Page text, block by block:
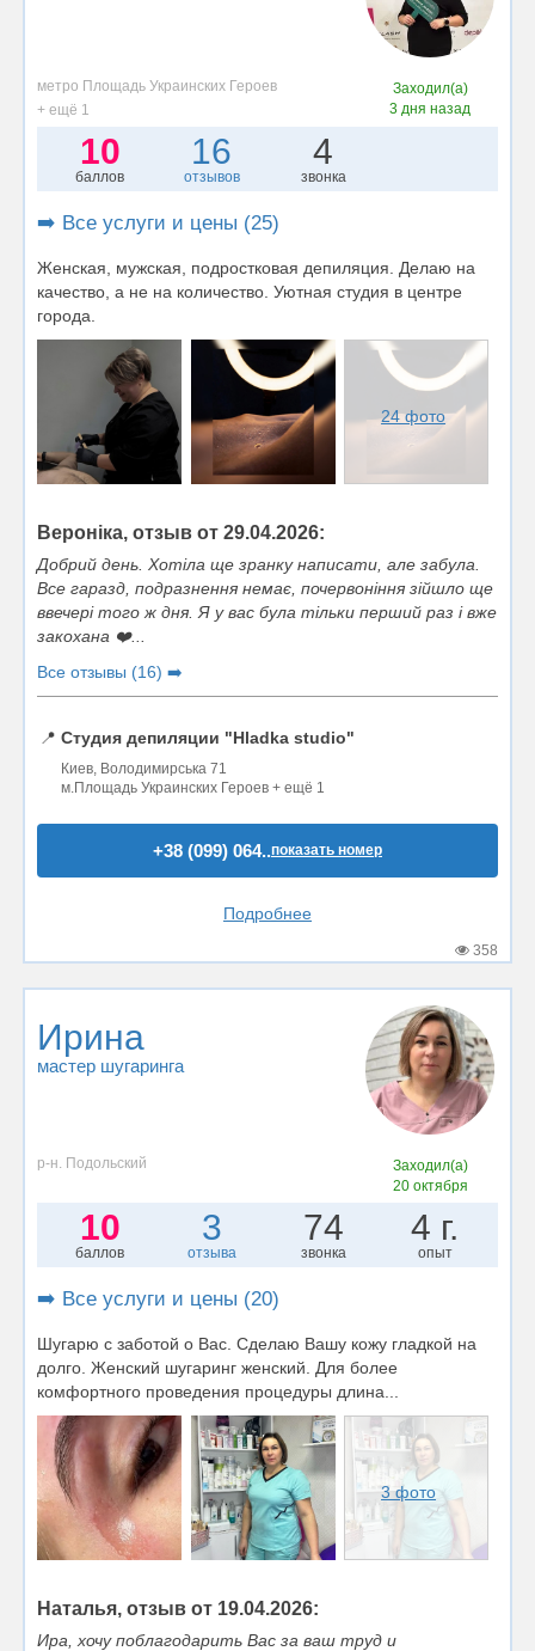
метро Площадь Украинских Героев
+ ещё 1
Заходил(а)
3 дня назад
10
баллов
16
отзывов
4
звонка
➡️ Все услуги и цены (25)
Женская, мужская, подростковая депиляция. Делаю на
качество, а не на количество. Уютная студия в центре
города.
24 фото
Вероніка, отзыв от 29.04.2026:
Добрий день. Хотіла ще зранку написати, але забула.
Все гаразд, подразнення немає, почервоніння зійшло ще
ввечері того ж дня. Я у вас була тільки перший раз і вже
закохана ❤️...
Все отзывы (16) ➡️
📍 Студия депиляции "Hladka studio"
Киев, Володимирська 71
м.Площадь Украинских Героев + ещё 1
+38 (099) 064..показать номер
Подробнее
358
Ирина
мастер шугаринга
р-н. Подольский
Заходил(а)
20 октября
10
баллов
3
отзыва
74
звонка
4 г.
опыт
➡️ Все услуги и цены (20)
Шугарю с заботой о Вас. Сделаю Вашу кожу гладкой на
долго. Женский шугаринг женский. Для более
комфортного проведения процедуры длина...
3 фото
Наталья, отзыв от 19.04.2026:
Ира, хочу поблагодарить Вас за ваш труд и